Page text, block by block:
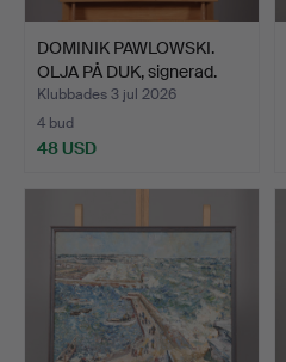
DOMINIK PAWLOWSKI.
OLJA PÅ DUK, signerad.
Klubbades 3 jul 2026
4 bud
48 USD